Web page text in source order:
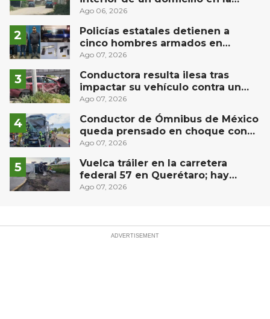
comunidad El Rodeo, San Juan del
Ago 06, 2026
Policías estatales detienen a
cinco hombres armados en
Puebla capital
Ago 07, 2026
Conductora resulta ilesa tras
impactar su vehículo contra un
muro en Huimilpan
Ago 07, 2026
Conductor de Ómnibus de México
queda prensado en choque con
materialista en San Juan del Río
Ago 07, 2026
Vuelca tráiler en la carretera
federal 57 en Querétaro; hay
derrame de combustible
Ago 07, 2026